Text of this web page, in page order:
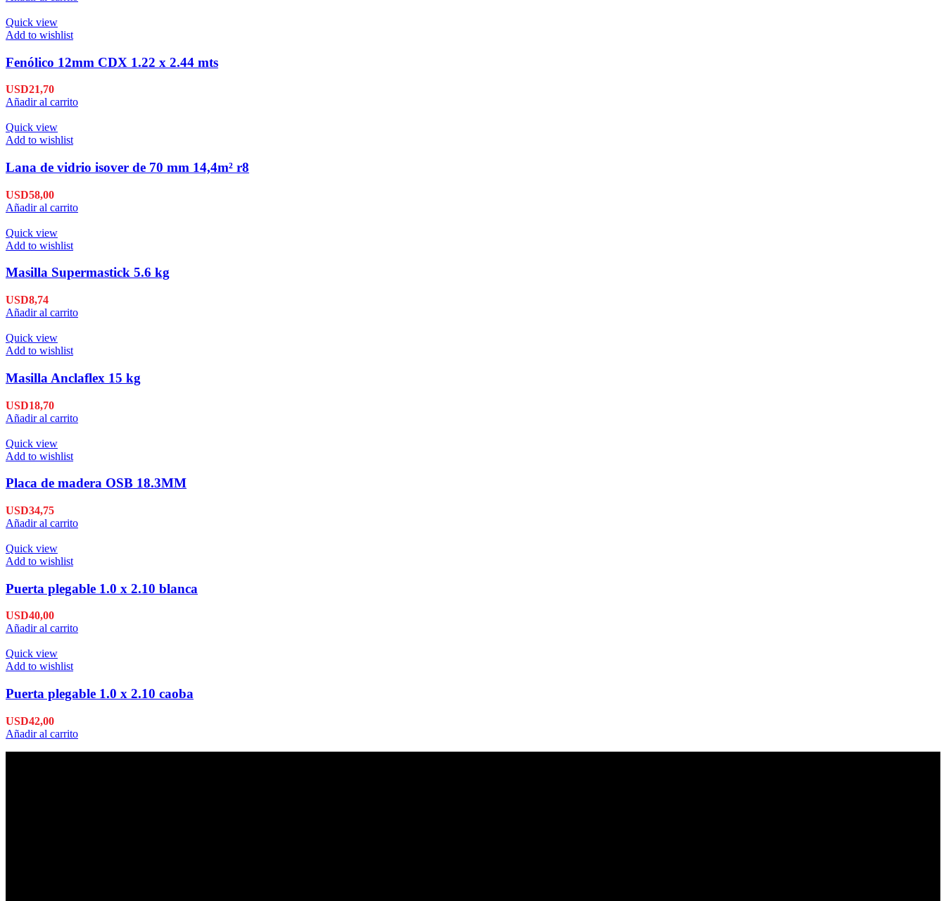
Quick view
Add to wishlist
Fenólico 12mm CDX 1.22 x 2.44 mts
USD21,70
Añadir al carrito
Quick view
Add to wishlist
Lana de vidrio isover de 70 mm 14,4m² r8
USD58,00
Añadir al carrito
Quick view
Add to wishlist
Masilla Supermastick 5.6 kg
USD8,74
Añadir al carrito
Quick view
Add to wishlist
Masilla Anclaflex 15 kg
USD18,70
Añadir al carrito
Quick view
Add to wishlist
Placa de madera OSB 18.3MM
USD34,75
Añadir al carrito
Quick view
Add to wishlist
Puerta plegable 1.0 x 2.10 blanca
USD40,00
Añadir al carrito
Quick view
Add to wishlist
Puerta plegable 1.0 x 2.10 caoba
USD42,00
Añadir al carrito